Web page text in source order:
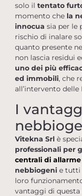
solo il tentato
momento che la
innocua sia per le
rischio di inalare
quanto presente
non lascia residui
uno dei più
ed immobili, che
all’intervento delle
I
Vitekna Srl è
professionali per
centrali di allarme
nebbiogeni e tutti
loro
vantaggi di